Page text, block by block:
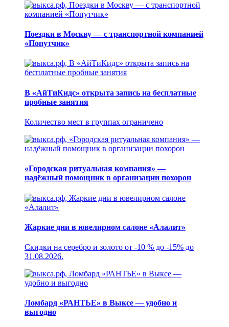
Поездки в Москву — с транспортной компанией
«Попутчик»
В «АйТиКидс» открыта запись на бесплатные
пробные занятия
Количество мест в группах ограничено
«Городская ритуальная компания» —
надёжный помощник в организации похорон
Жаркие дни в ювелирном салоне «Алалит»
Скидки на серебро и золото от -10 % до -15% до
31.08.2026.
Ломбард «РАНТЬЕ» в Выксе — удобно и
выгодно